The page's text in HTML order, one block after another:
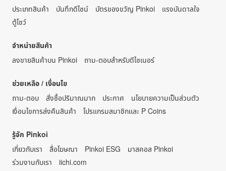
ประเภทสินค้า
บันทึกดีไซน์ บัตรของขวัญ Pinkoi
แรงบันดาลใจ
ตู้โชว์
จำหน่ายสินค้า
ลงขายสินค้าบน Pinkoi
ถาม-ตอบสำหรับดีไซเนอร์
ช่วยเหลือ / เงื่อนไข
ถาม-ตอบ
สั่งซื้อปริมาณมาก ประกาศ
นโยบายความเป็นส่วนตัว
เงื่อนไขการส่งคืนสินค้า
โปรแกรมสมาชิกและ P Coins
รู้จัก Pinkoi
เกี่ยวกับเรา
สื่อโฆษณา Pinkoi ESG
มาสคอส Pinkoi
ร่วมงานกับเรา
iichi.com